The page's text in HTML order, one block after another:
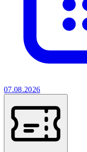
07.08.2026